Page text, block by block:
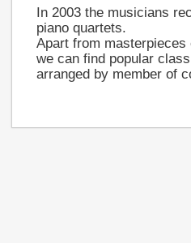
In 2003 the musicians
piano quartets.
Apart from masterpieces
we can find popular
arranged by member of